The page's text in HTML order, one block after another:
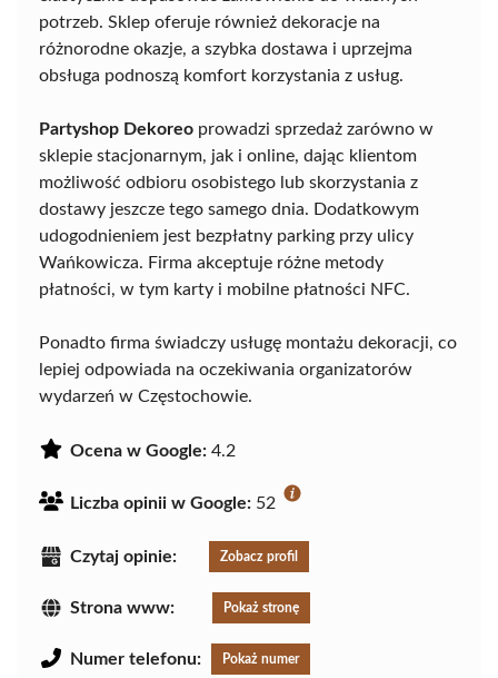
potrzeb. Sklep oferuje również dekoracje na
różnorodne okazje, a szybka dostawa i uprzejma
obsługa podnoszą komfort korzystania z usług.
Partyshop Dekoreo prowadzi sprzedaż zarówno w
sklepie stacjonarnym, jak i online, dając klientom
możliwość odbioru osobistego lub skorzystania z
dostawy jeszcze tego samego dnia. Dodatkowym
udogodnieniem jest bezpłatny parking przy ulicy
Wańkowicza. Firma akceptuje różne metody
płatności, w tym karty i mobilne płatności NFC.
Ponadto firma świadczy usługę montażu dekoracji, co
lepiej odpowiada na oczekiwania organizatorów
wydarzeń w Częstochowie.
Ocena w Google: 4.2
Liczba opinii w Google: 52
Czytaj opinie: Zobacz profil
Strona www: Pokaż stronę
Numer telefonu: Pokaż numer